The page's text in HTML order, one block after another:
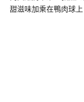
甜滋味加乘在鴨肉球